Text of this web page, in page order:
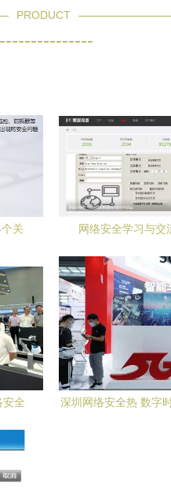
PRODUCT
关
网络安全学习与交
安全
深圳网络安全热 数字